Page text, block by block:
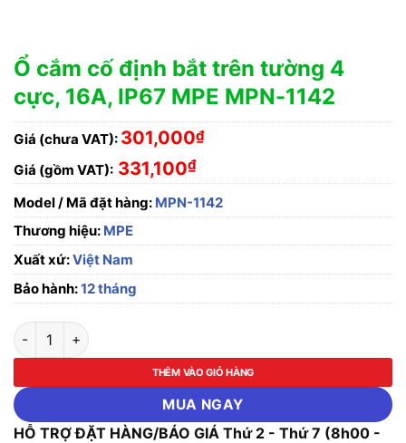
Ổ cắm cố định bắt trên tường 4
cực, 16A, IP67 MPE MPN-1142
Giá (chưa VAT): 301,000₫
Giá (gồm VAT): 331,100₫
Model / Mã đặt hàng: MPN-1142
Thương hiệu: MPE
Xuất xứ:Việt Nam
Bảo hành:12 tháng
Ổ cắm cố định bắt trên tường 4 cực, 16A, IP67 MPE MPN-1142
THÊM VÀO GIỎ HÀNG
MUA NGAY
HỖ TRỢ ĐẶT HÀNG/BÁO GIÁ Thứ 2 - Thứ 7 (8h00 -